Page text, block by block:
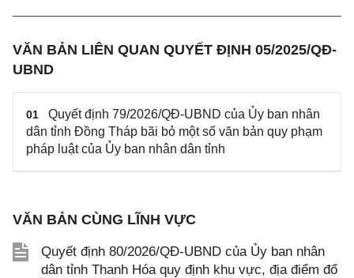
VĂN BẢN LIÊN QUAN QUYẾT ĐỊNH 05/2025/QĐ-
UBND
01
Quyết định 79/2026/QĐ-UBND của Ủy ban nhân
dân tỉnh Đồng Tháp bãi bỏ một số văn bản quy phạm
pháp luật của Ủy ban nhân dân tỉnh
VĂN BẢN CÙNG LĨNH VỰC
Quyết định 80/2026/QĐ-UBND của Ủy ban nhân
dân tỉnh Thanh Hóa quy định khu vực, địa điểm đổ